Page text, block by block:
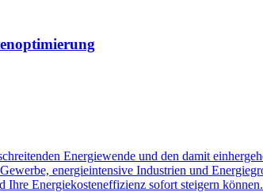
Energiewende und den damit
energieintensive Industrien und
Ihre Energiekosteneffizienz sofort steigern können.